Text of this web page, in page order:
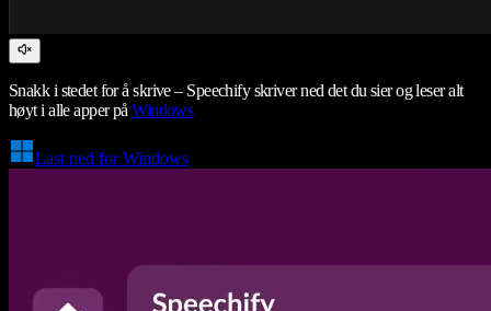
Snakk i stedet for å skrive – Speechify skriver ned det du sier og leser alt
høyt i alle apper påWindows
Last ned for Windows